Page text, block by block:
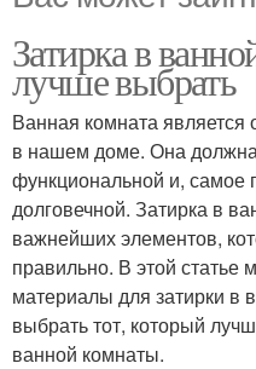
Затирка в
лучше выбрать
Ванная комната
в нашем доме. Она
функциональной и, самое
долговечной. Затирка в
важнейших элементов,
правильно. В этой
материалы для затирки
выбрать тот, который
ванной комнаты.